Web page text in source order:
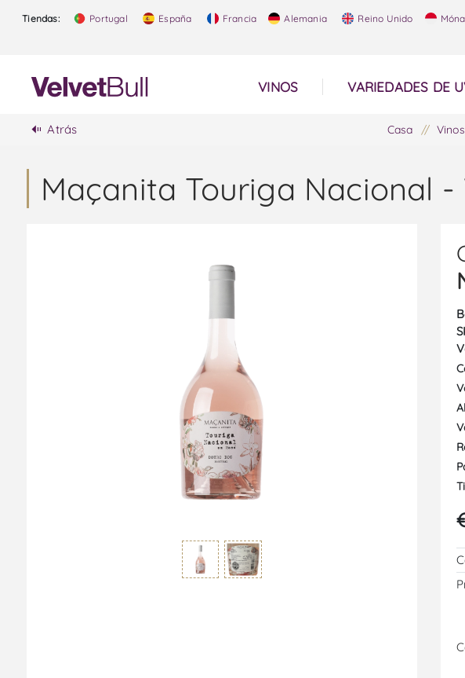
Tiendas: Portugal España Francia Alemania Reino Unido
VINOS VARIEDADES DE
Atrás Casa / Vinos
Maçanita Touriga Nacional -